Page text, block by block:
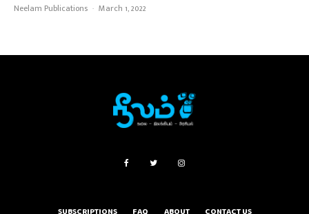
Neelam Publications · March 1, 2022